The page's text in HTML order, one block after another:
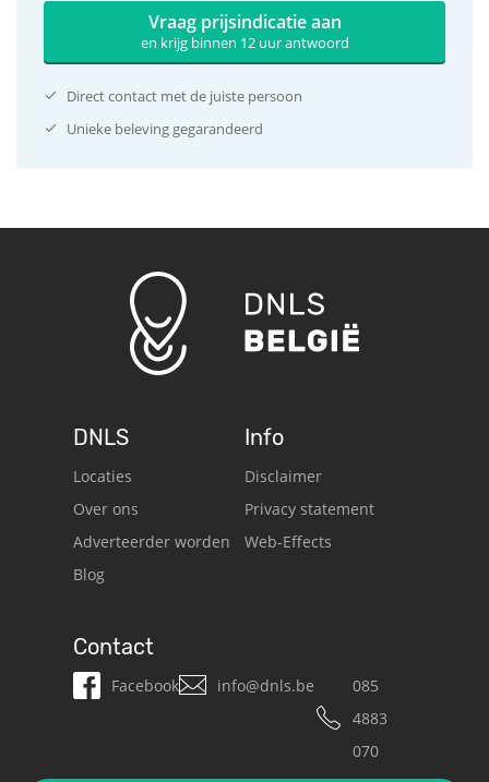
Vraag prijsindicatie aan
en krijg binnen 12 uur antwoord
Direct contact met de juiste persoon
Unieke beleving gegarandeerd
DNLS
Locaties
Over ons
Adverteerder worden
Blog
Info
Disclaimer
Privacy statement
Web-Effects
Contact
Facebook info@dnls.be
085
4883
070